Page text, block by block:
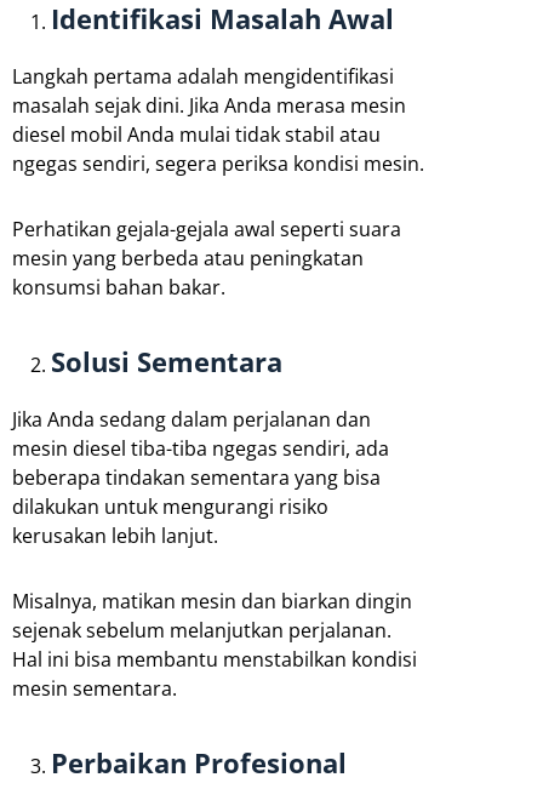
Identifikasi Masalah Awal
Langkah pertama adalah mengidentifikasi
masalah sejak dini. Jika Anda merasa mesin
diesel mobil Anda mulai tidak stabil atau
ngegas sendiri, segera periksa kondisi mesin.
Perhatikan gejala-gejala awal seperti suara
mesin yang berbeda atau peningkatan
konsumsi bahan bakar.
Solusi Sementara
Jika Anda sedang dalam perjalanan dan
mesin diesel tiba-tiba ngegas sendiri, ada
beberapa tindakan sementara yang bisa
dilakukan untuk mengurangi risiko
kerusakan lebih lanjut.
Misalnya, matikan mesin dan biarkan dingin
sejenak sebelum melanjutkan perjalanan.
Hal ini bisa membantu menstabilkan kondisi
mesin sementara.
Perbaikan Profesional